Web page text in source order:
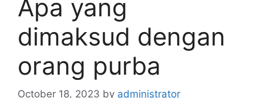
Apa yang
dimaksud dengan
orang purba
October 18, 2023 by administrator